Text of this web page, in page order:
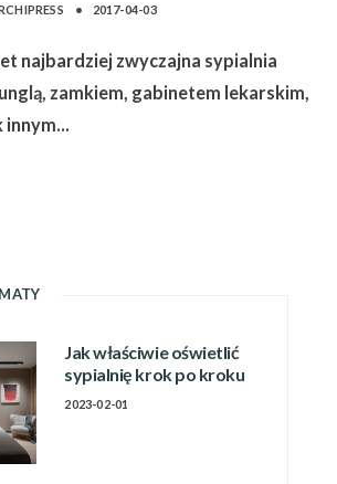
• 2017-04-03
najbardziej zwyczajna sypialnia
zamkiem, gabinetem lekarskim,
innym...
Jak właściwie oświetlić
sypialnię krok po kroku
2023-02-01